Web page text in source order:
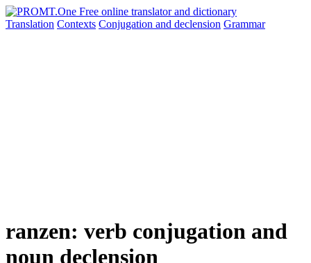
Translation Contexts Conjugation and declension Grammar
ranzen: verb conjugation and
noun declension